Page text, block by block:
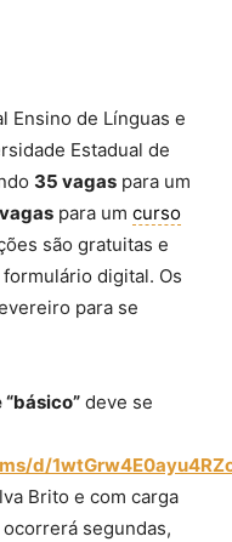
Ensino de Línguas e
Estadual de
35 vagas para um
para um curso
são gratuitas e
digital. Os
para se
deve se
d/
Brito e com carga
segundas,